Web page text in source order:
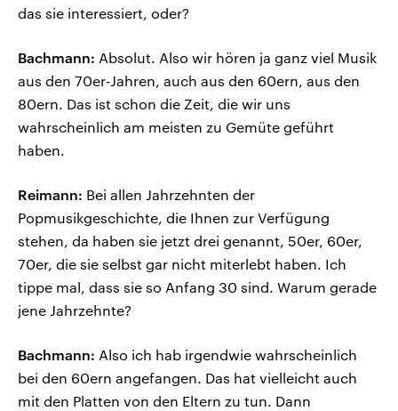
das sie interessiert, oder?
Bachmann: Absolut. Also wir hören ja ganz viel Musik
aus den 70er-Jahren, auch aus den 60ern, aus den
80ern. Das ist schon die Zeit, die wir uns
wahrscheinlich am meisten zu Gemüte geführt
haben.
Reimann: Bei allen Jahrzehnten der
Popmusikgeschichte, die Ihnen zur Verfügung
stehen, da haben sie jetzt drei genannt, 50er, 60er,
70er, die sie selbst gar nicht miterlebt haben. Ich
tippe mal, dass sie so Anfang 30 sind. Warum gerade
jene Jahrzehnte?
Bachmann: Also ich hab irgendwie wahrscheinlich
bei den 60ern angefangen. Das hat vielleicht auch
mit den Platten von den Eltern zu tun. Dann